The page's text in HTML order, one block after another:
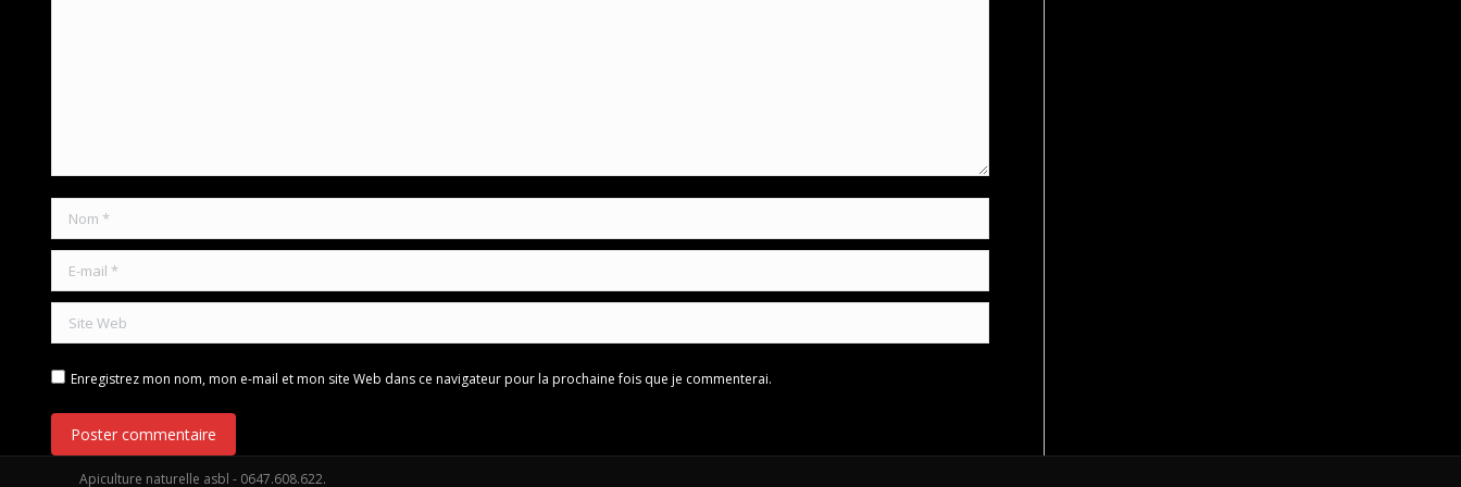
Nom *
E-mail *
Site Web
Enregistrez mon nom, mon e-mail et mon site Web dans ce navigateur pour la prochaine fois que je commenterai.
Poster commentaire
Apiculture naturelle asbl - 0647.608.622.